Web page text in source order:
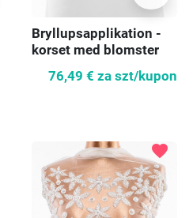
Bryllupsapplikation -
korset med blomster
76,49 € za szt/kupon
favorite